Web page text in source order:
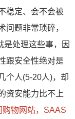
稳定、会不会被
问题非常琐碎，
是处理这些事，因
跟安全性绝对是
个人(5-20人)，却
资安能力比不上
物网站，SAAS